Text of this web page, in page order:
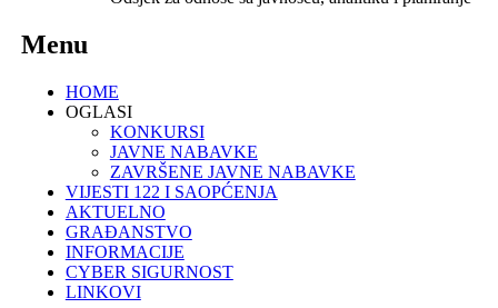
Menu
HOME
OGLASI
KONKURSI
JAVNE NABAVKE
ZAVRŠENE JAVNE NABAVKE
VIJESTI 122 I SAOPĆENJA
AKTUELNO
GRAĐANSTVO
INFORMACIJE
CYBER SIGURNOST
LINKOVI